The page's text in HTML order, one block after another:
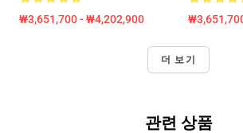
₩3,651,700 - ₩4,202,900
더 보기
관련 상품